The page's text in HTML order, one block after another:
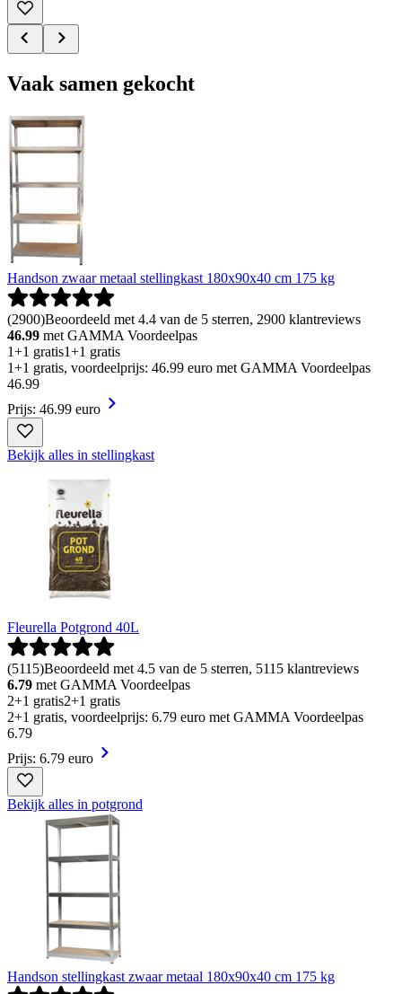
Vaak samen gekocht
Handson zwaar metaal stellingkast 180x90x40 cm 175 kg
(2900)Beoordeeld met 4.4 van de 5 sterren, 2900 klantreviews
46.99 met GAMMA Voordeelpas
1+1 gratis1+1 gratis
1+1 gratis, voordeelprijs: 46.99 euro met GAMMA Voordeelpas
46.99
Prijs: 46.99 euro
Bekijk alles in stellingkast
Fleurella Potgrond 40L
(5115)Beoordeeld met 4.5 van de 5 sterren, 5115 klantreviews
6.79 met GAMMA Voordeelpas
2+1 gratis2+1 gratis
2+1 gratis, voordeelprijs: 6.79 euro met GAMMA Voordeelpas
6.79
Prijs: 6.79 euro
Bekijk alles in potgrond
Handson stellingkast zwaar metaal 180x90x40 cm 175 kg